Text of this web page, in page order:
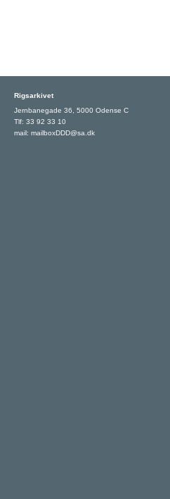
Rigsarkivet
Jernbanegade 36, 5000 Odense C
Tlf: 33 92 33 10
mail: mailboxDDD@sa.dk